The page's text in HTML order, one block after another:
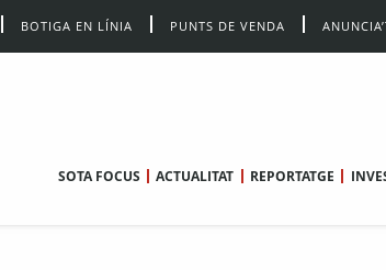
BOTIGA EN LÍNIA PUNTS DE VENDA
SOTA FOCUS ACTUALITAT REPORTATGE